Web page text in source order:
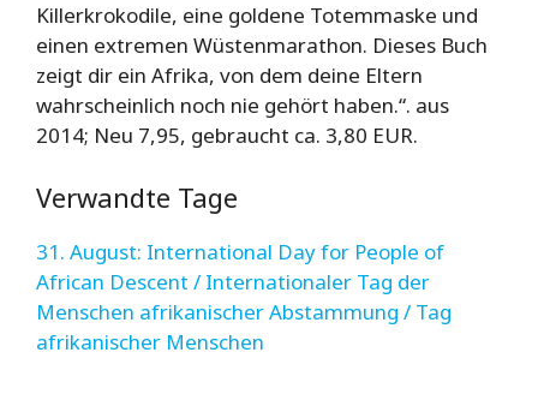
Killerkrokodile, eine goldene Totemmaske und
einen extremen Wüstenmarathon. Dieses Buch
zeigt dir ein Afrika, von dem deine Eltern
wahrscheinlich noch nie gehört haben.“. aus
2014; Neu 7,95, gebraucht ca. 3,80 EUR.
Verwandte Tage
31. August: International Day for People of
African Descent / Internationaler Tag der
Menschen afrikanischer Abstammung / Tag
afrikanischer Menschen